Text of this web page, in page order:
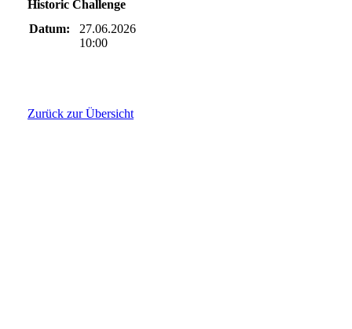
Historic Challenge
Datum:
27.06.2026
10:00
Zurück zur Übersicht